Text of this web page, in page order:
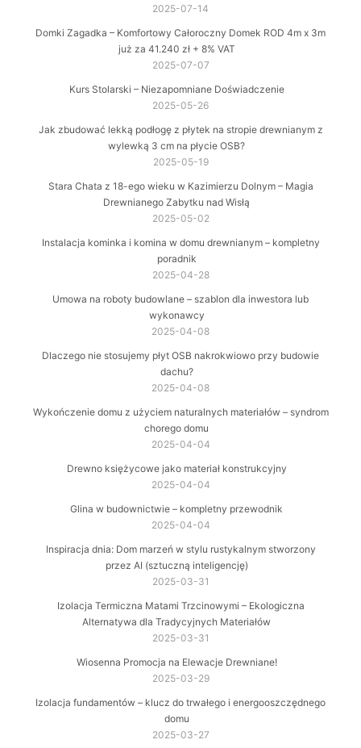
2025-07-14
Domki Zagadka – Komfortowy Całoroczny Domek ROD 4m x 3m
już za 41.240 zł + 8% VAT
2025-07-07
Kurs Stolarski – Niezapomniane Doświadczenie
2025-05-26
Jak zbudować lekką podłogę z płytek na stropie drewnianym z
wylewką 3 cm na płycie OSB?
2025-05-19
Stara Chata z 18-ego wieku w Kazimierzu Dolnym – Magia
Drewnianego Zabytku nad Wisłą
2025-05-02
Instalacja kominka i komina w domu drewnianym – kompletny
poradnik
2025-04-28
Umowa na roboty budowlane – szablon dla inwestora lub
wykonawcy
2025-04-08
Dlaczego nie stosujemy płyt OSB nakrokwiowo przy budowie
dachu?
2025-04-08
Wykończenie domu z użyciem naturalnych materiałów – syndrom
chorego domu
2025-04-04
Drewno księżycowe jako materiał konstrukcyjny
2025-04-04
Glina w budownictwie – kompletny przewodnik
2025-04-04
Inspiracja dnia: Dom marzeń w stylu rustykalnym stworzony
przez AI (sztuczną inteligencję)
2025-03-31
Izolacja Termiczna Matami Trzcinowymi – Ekologiczna
Alternatywa dla Tradycyjnych Materiałów
2025-03-31
Wiosenna Promocja na Elewacje Drewniane!
2025-03-29
Izolacja fundamentów – klucz do trwałego i energooszczędnego
domu
2025-03-27